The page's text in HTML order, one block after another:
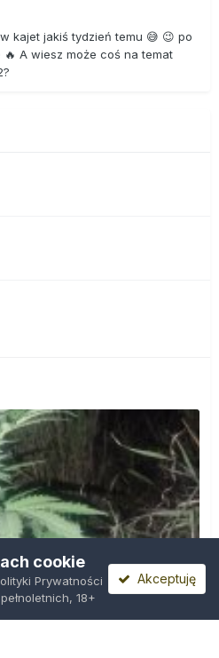
kajet jakiś tydzień temu 😅 😉 po
A wiesz może coś na temat
cookie
Prywatności
18+
Akceptuję